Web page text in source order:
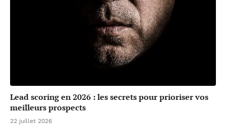
Lead scoring en 2026 : les secrets pour prioriser vos
meilleurs prospects
22 juillet 2026